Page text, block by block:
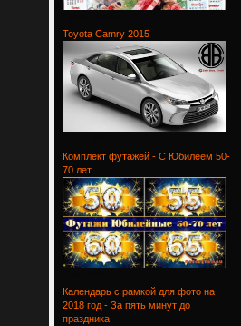
Toyota Camry 2015
Комплект футажей - С Юбилеем 50-
70 лет
Календарь с рамкой для фото на
2018 год - За пять минут до
праздника